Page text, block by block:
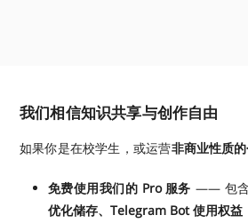
我们相信知识共享与创作自由
如果你是在校学生，或运营非商业性质
免费使用我们的 Pro 服务 —— 包含
优化储存、Telegram Bot 使用权益